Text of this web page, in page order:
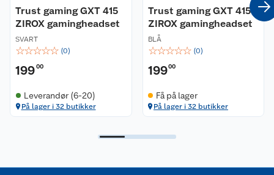
Trust gaming GXT 415
ZIROX gamingheadset
SVART
☆☆☆☆☆ (0)
19900
Leverandør (6-20)
På lager i 32 butikker
Trust gaming GXT 415
ZIROX gamingheadset
BLÅ
☆☆☆☆☆ (0)
19900
Få på lager
På lager i 32 butikker
Ledige stillinger
Bærekraft
Leveringsalternativer
Pakkesporing
Kjøpsvilkår
Åpent kjøp
Coop medlem
Klikk og hent
Festdrakter til hele familien
Hagemøbler og utemøbler